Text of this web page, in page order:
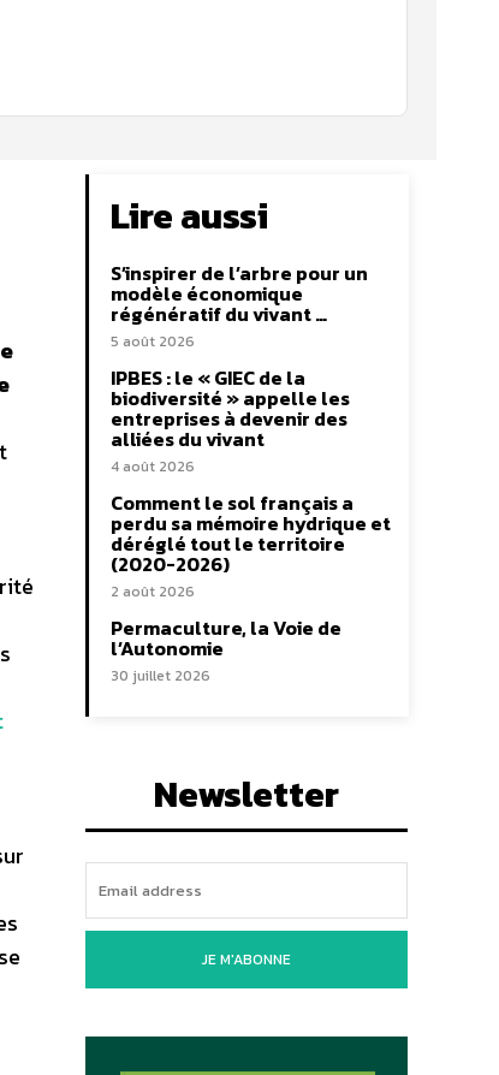
Lire aussi
S’inspirer de l’arbre pour un
modèle économique
régénératif du vivant …
5 août 2026
IPBES : le « GIEC de la
biodiversité » appelle les
entreprises à devenir des
alliées du vivant
4 août 2026
Comment le sol français a
perdu sa mémoire hydrique et
déréglé tout le territoire
(2020-2026)
2 août 2026
Permaculture, la Voie de
l’Autonomie
30 juillet 2026
Newsletter
JE M'ABONNE